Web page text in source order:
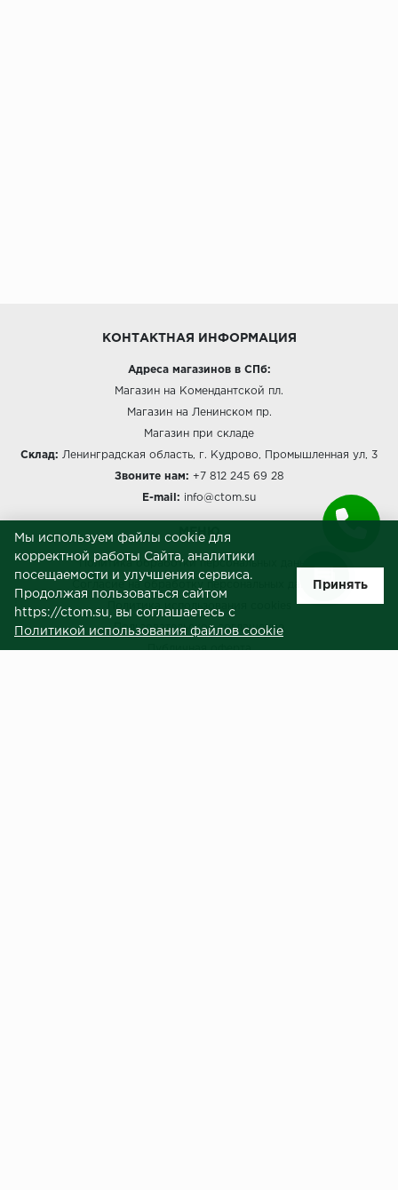
КОНТАКТНАЯ ИНФОРМАЦИЯ
Адреса магазинов в СПб:
Магазин на Комендантской пл.
Магазин на Ленинском пр.
Магазин при складе
Склад: Ленинградская область, г. Кудрово, Промышленная ул, 3
Звоните нам: +7 812 245 69 28
E-mail: info@ctom.su
МЕНЮ
Политика обработки персональных данных
Согласие на обработку персональных данных
Пользовательское соглашение
Публичная оферта
Мы используем файлы cookie для
корректной работы Сайта, аналитики
посещаемости и улучшения сервиса.
Продолжая пользоваться сайтом
https://ctom.su, вы соглашаетесь с
Политикой использования файлов cookie
Принять